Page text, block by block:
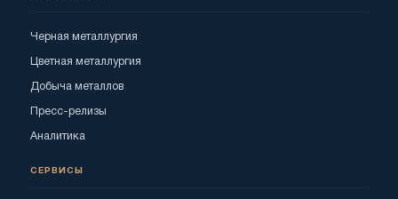
Черная металлургия
Цветная металлургия
Добыча металлов
Пресс-релизы
Аналитика
СЕРВИСЫ